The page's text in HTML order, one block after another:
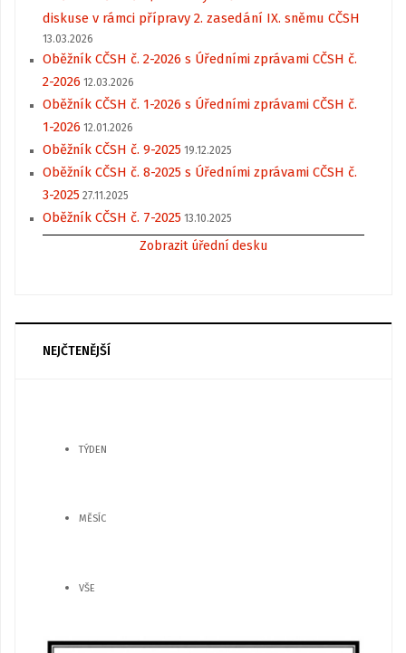
diskuse v rámci přípravy 2. zasedání IX. sněmu CČSH
13.03.2026
Oběžník CČSH č. 2-2026 s Úředními zprávami CČSH č.
2-2026 12.03.2026
Oběžník CČSH č. 1-2026 s Úředními zprávami CČSH č.
1-2026 12.01.2026
Oběžník CČSH č. 9-2025 19.12.2025
Oběžník CČSH č. 8-2025 s Úředními zprávami CČSH č.
3-2025 27.11.2025
Oběžník CČSH č. 7-2025 13.10.2025
Zobrazit úřední desku
NEJČTENĚJŠÍ
TÝDEN
MĚSÍC
VŠE